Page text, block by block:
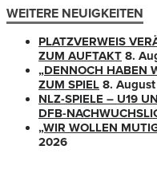
WEITERE NEUIGKEITEN
PLATZVERWEIS
ZUM AUFTAKT 8.
„DENNOCH HABEN
ZUM SPIEL 8.
NLZ-SPIELE – U19
DFB-
„WIR WOLLEN
2026